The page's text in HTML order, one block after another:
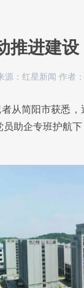
推进建
源：红星新闻 作者
从简阳市获悉
员助企专班护航下